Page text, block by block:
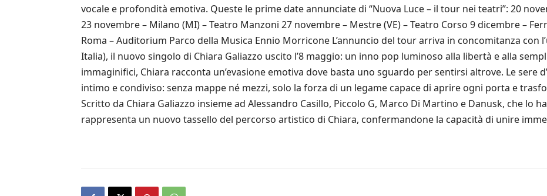
vocale e profondità emotiva. Queste le prime date annunciate di “Nuova Luce – il tour nei teatri”: 20
23 novembre – Milano (MI) – Teatro Manzoni 27 novembre – Mestre (VE) – Teatro Corso 9 dicembre –
Roma – Auditorium Parco della Musica Ennio Morricone L’annuncio del tour arriva in concomitanza con
Italia), il nuovo singolo di Chiara Galiazzo uscito l’8 maggio: un inno pop luminoso alla libertà e alla
immaginifici, Chiara racconta un’evasione emotiva dove basta uno sguardo per sentirsi altrove. Le sere
intimo e condiviso: senza mappe né mezzi, solo la forza di un legame capace di aprire ogni porta e
Scritto da Chiara Galiazzo insieme ad Alessandro Casillo, Piccolo G, Marco Di Martino e Danusk, che lo
rappresenta un nuovo tassello del percorso artistico di Chiara, confermandone la capacità di unire